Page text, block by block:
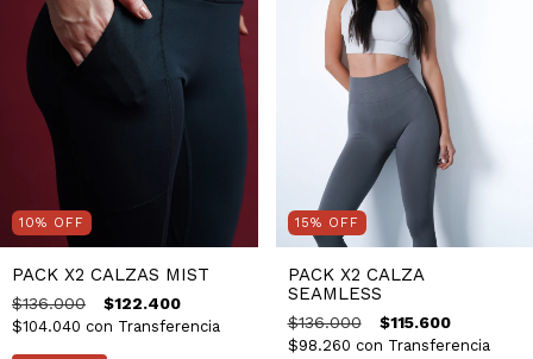
10% OFF
PACK X2 CALZAS MIST
$136.000 $122.400
$104.040 con Transferencia
15% OFF
PACK X2 CALZA
SEAMLESS
$136.000 $115.600
$98.260 con Transferencia